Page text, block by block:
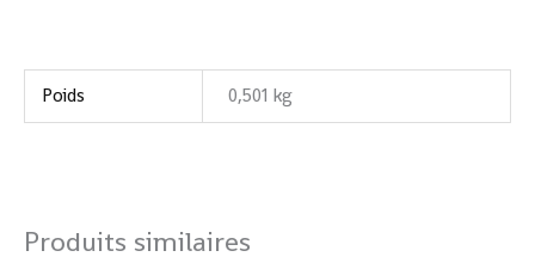
Poids 0,501 kg
Produits similaires